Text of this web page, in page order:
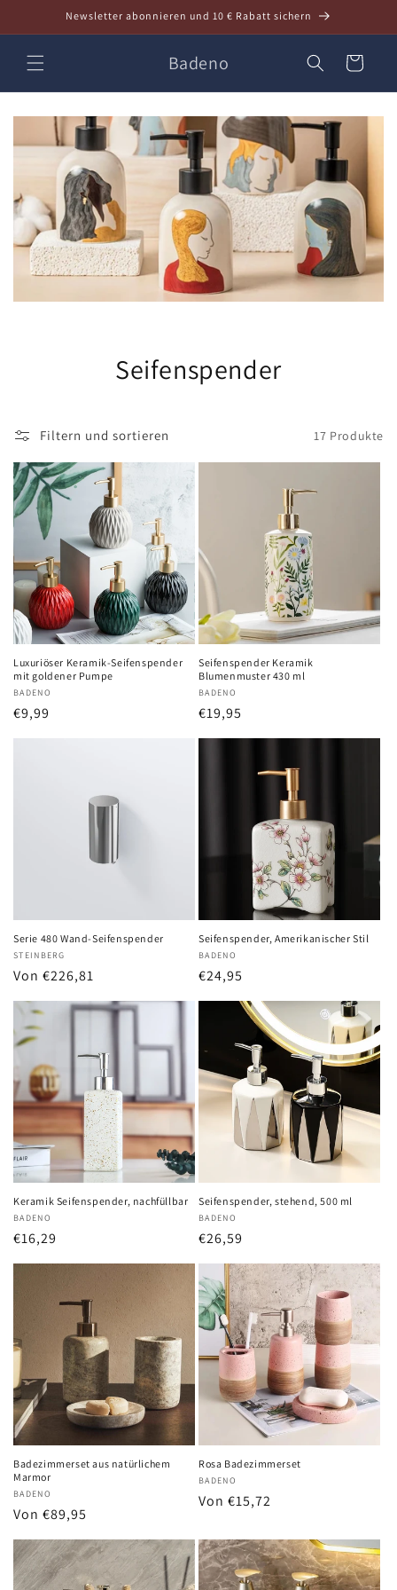
Inhalt
Newsletter abonnieren und 10 € Rabatt sichern
Badeno Warenkorb
Seifenspender
Filtern und sortieren 17 Produkte
Luxuriöser Keramik-Seifenspender
mit goldener Pumpe
Anbieter:
BADENO
Normaler
€9,99
Seifenspender Keramik
Blumenmuster 430 ml
Anbieter:
BADENO
Normaler
€19,95
Serie 480 Wand-Seifenspender
Anbieter:
STEINBERG
Normaler
Von €226,81
Seifenspender, Amerikanischer Stil
Anbieter:
BADENO
Normaler
€24,95
Keramik Seifenspender, nachfüllbar
Anbieter:
BADENO
Normaler
€16,29
Seifenspender, stehend, 500 ml
Anbieter:
BADENO
Normaler
€26,59
Badezimmerset aus natürlichem
Marmor
Anbieter:
BADENO
Normaler
Von €89,95
Rosa Badezimmerset
Anbieter:
BADENO
Normaler
Von €15,72